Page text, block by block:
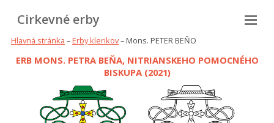
Cirkevné erby
Hlavná stránka –Erby klerikov– Mons. PETER BEŇO
ERB MONS. PETRA BEŇA, NITRIANSKEHO POMOCNÉHO
BISKUPA (2021)